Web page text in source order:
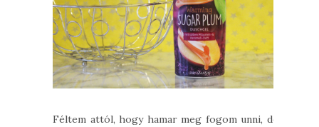
Féltem attól, hogy hamar meg fogom unni, de